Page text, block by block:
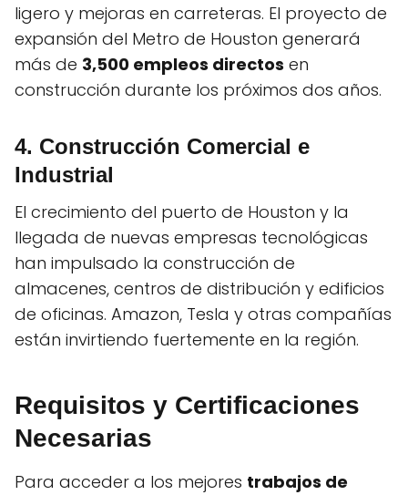
ligero y mejoras en carreteras. El proyecto de
expansión del Metro de Houston generará
más de 3,500 empleos directos en
construcción durante los próximos dos años.
4. Construcción Comercial e
Industrial
El crecimiento del puerto de Houston y la
llegada de nuevas empresas tecnológicas
han impulsado la construcción de
almacenes, centros de distribución y edificios
de oficinas. Amazon, Tesla y otras compañías
están invirtiendo fuertemente en la región.
Requisitos y Certificaciones
Necesarias
Para acceder a los mejores trabajos de